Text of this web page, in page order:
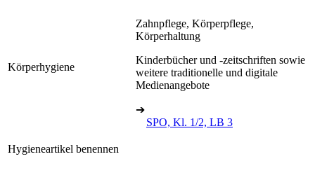
Körperhygiene
Zahnpflege, Körperpflege,
Körperhaltung
Kinderbücher und -zeitschriften sowie
weitere traditionelle und digitale
Medienangebote
➔
SPO, Kl. 1/2, LB 3
Hygieneartikel benennen